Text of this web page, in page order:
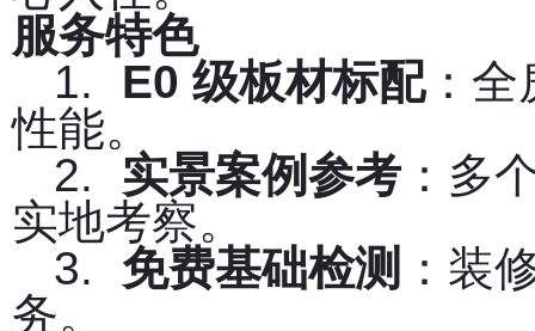
服务特色
1.
E0 级板材标配：全
性能。
2.
实景案例参考：多
实地考察。
3.
免费基础检测 ：装
务。